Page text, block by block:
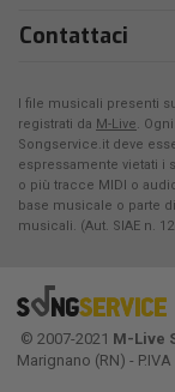
Contattaci
I file musicali presenti
registrati da M-Live.
Songservice.it deve
espressamente vietati i
o più tracce MIDI o
base musicale o parte
musicali. (Aut. SIAE n.
© 2007-2021 M-Live
Marignano (RN) -